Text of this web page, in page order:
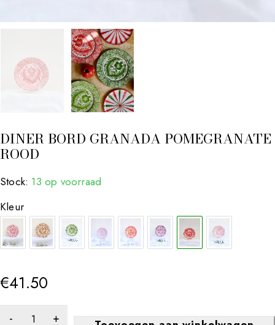
DINER BORD GRANADA POMEGRANATE
ROOD
Stock: 13 op voorraad
Kleur
€41.50